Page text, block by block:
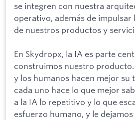
se integren con nuestra
operativo, además de
de nuestros productos y
En Skydropx, la IA es parte
construimos nuestro producto.
y los humanos hacen mejor su
cada uno hace lo que mejor
a la IA lo repetitivo y lo que
esfuerzo humano, y le dejamos